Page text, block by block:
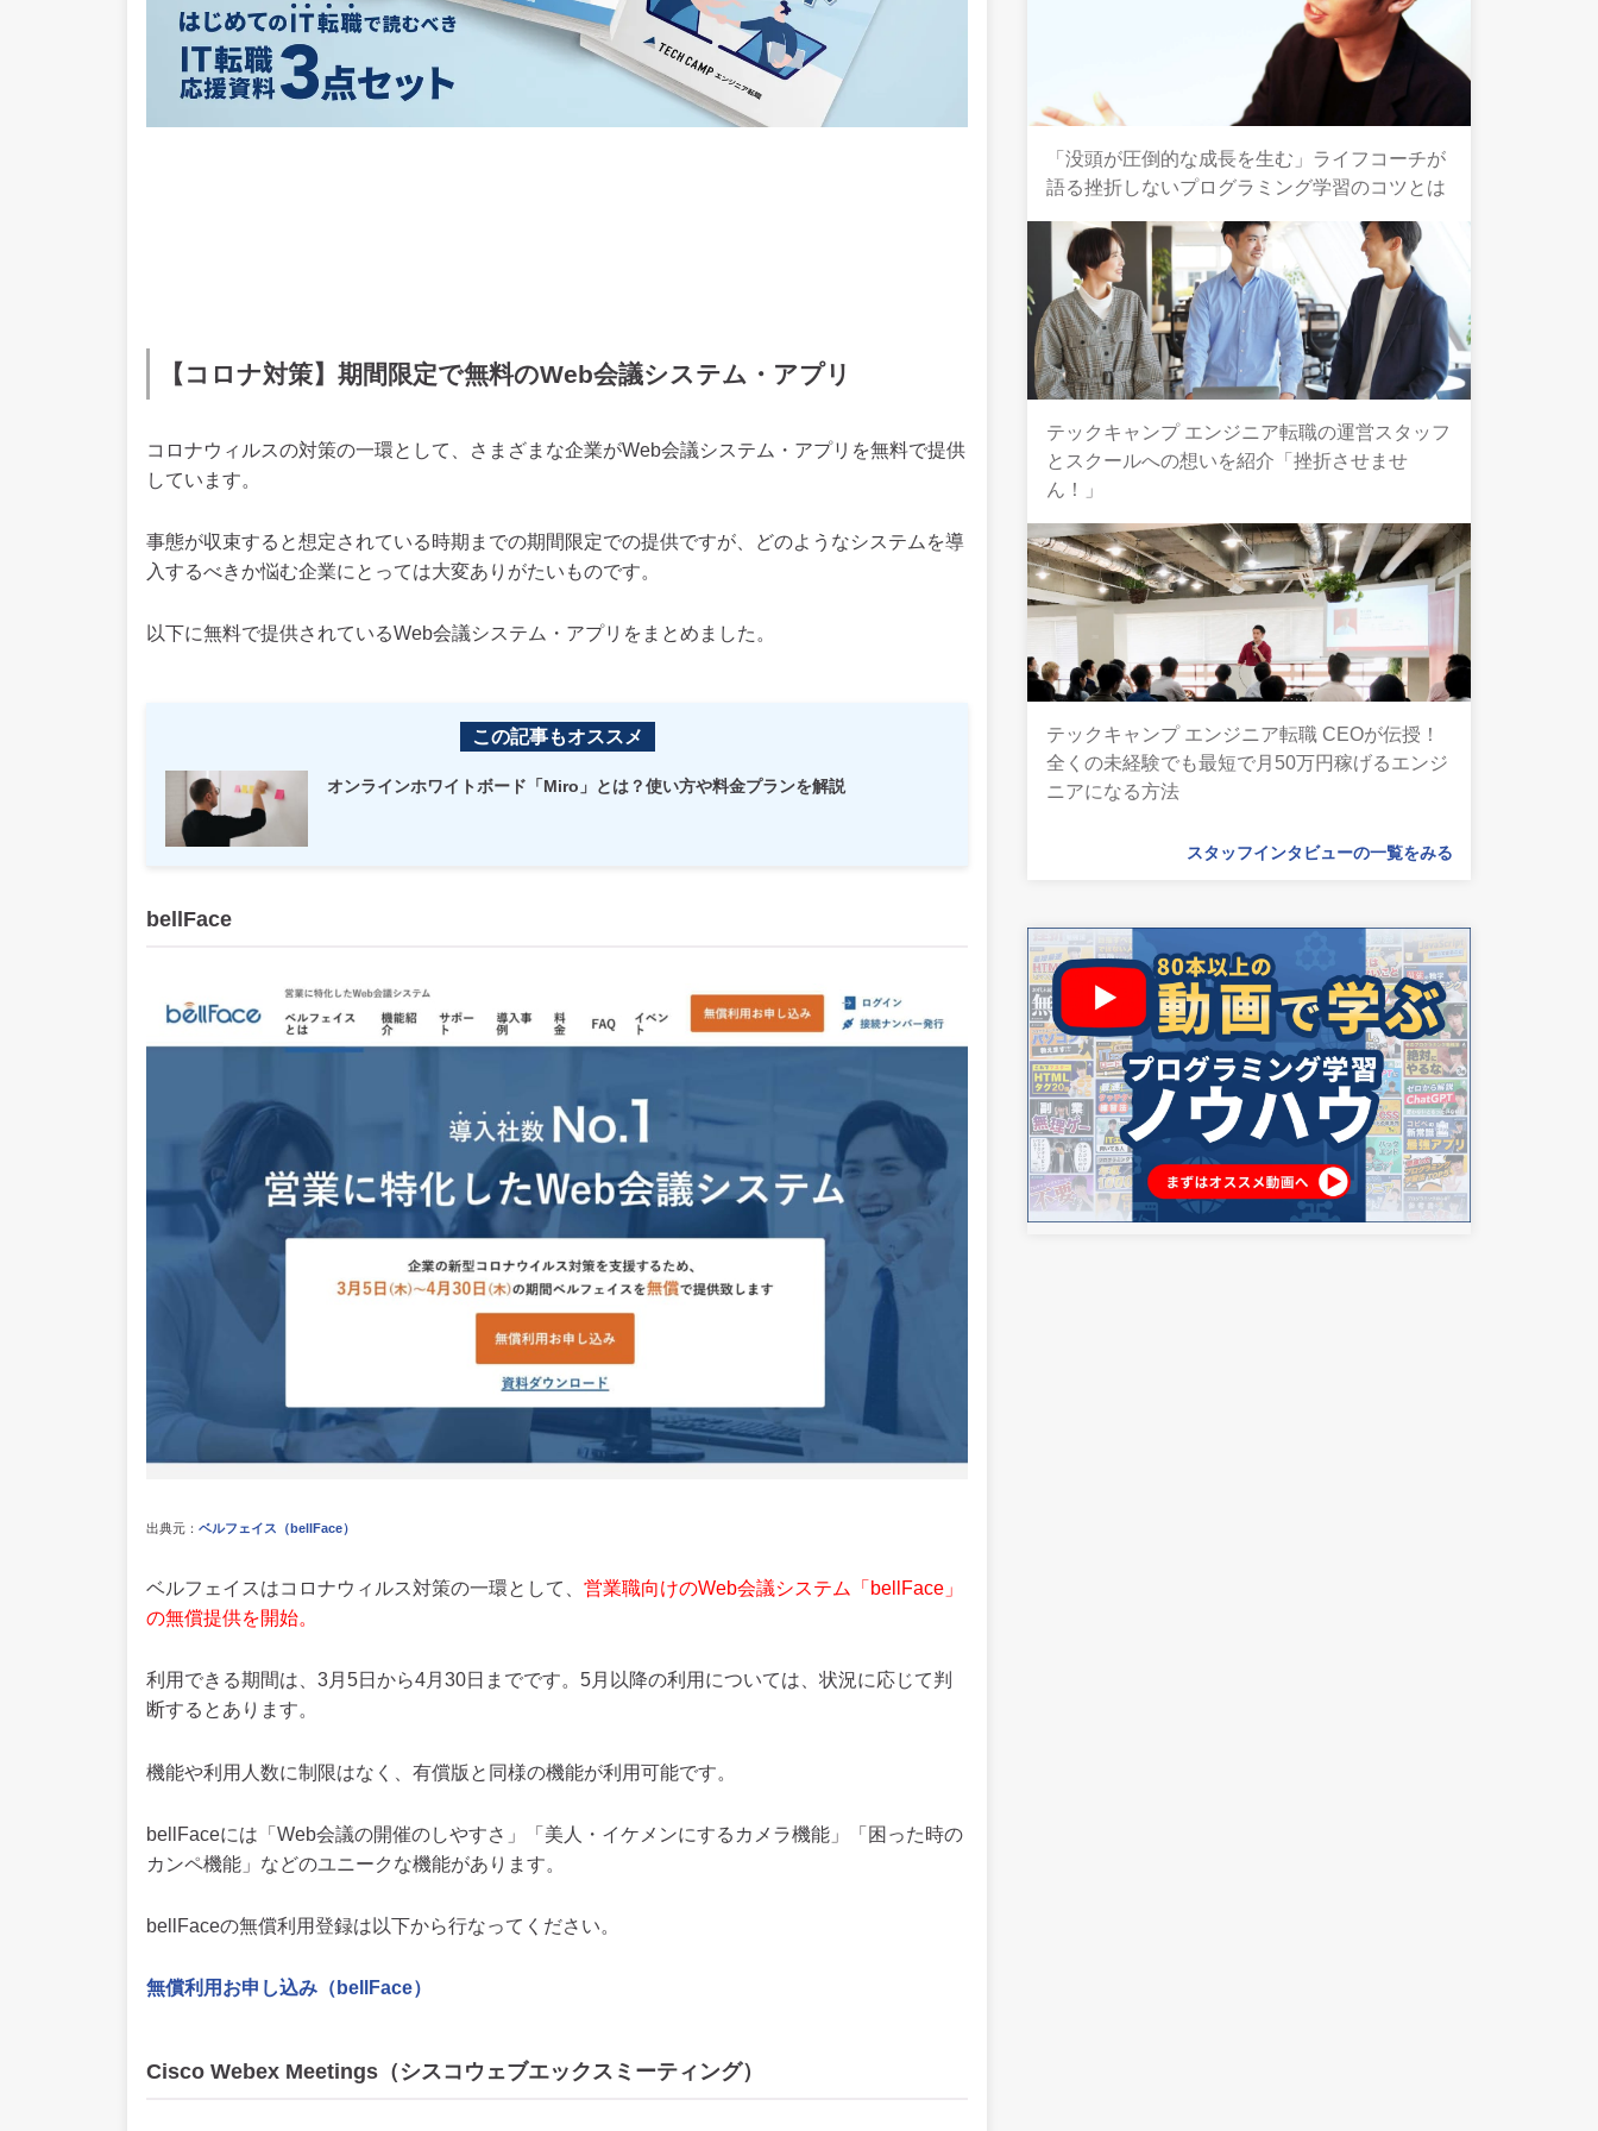
【コロナ対策】期間限定で無料のWeb会議システム・アプリ
コロナウィルスの対策の一環として、さまざまな企業がWeb会議システム・アプリを無料で提供
しています。
事態が収束すると想定されている時期までの期間限定での提供ですが、どのようなシステムを導
入するべきか悩む企業にとっては大変ありがたいものです。
以下に無料で提供されているWeb会議システム・アプリをまとめました。
この記事もオススメ
オンラインホワイトボード「Miro」とは？使い方や料金プランを解説
bellFace
出典元： ベルフェイス（bellFace）
ベルフェイスはコロナウィルス対策の一環として、 営業職向けのWeb会議システム「bellFace」
の無償提供を開始。
利用できる期間は、3月5日から4月30日までです。5月以降の利用については、状況に応じて判
断するとあります。
機能や利用人数に制限はなく、有償版と同様の機能が利用可能です。
bellFaceには「Web会議の開催のしやすさ」「美人・イケメンにするカメラ機能」「困った時の
カンペ機能」などのユニークな機能があります。
bellFaceの無償利用登録は以下から行なってください。
無償利用お申し込み（bellFace）
Cisco Webex Meetings（シスコウェブエックスミーティング）
「没頭が圧倒的な成長を生む」ライフコーチが
語る挫折しないプログラミング学習のコツとは
テックキャンプ エンジニア転職の運営スタッフ
とスクールへの想いを紹介「挫折させませ
ん！」
テックキャンプ エンジニア転職 CEOが伝授！
全くの未経験でも最短で月50万円稼げるエンジ
ニアになる方法
スタッフインタビューの一覧をみる